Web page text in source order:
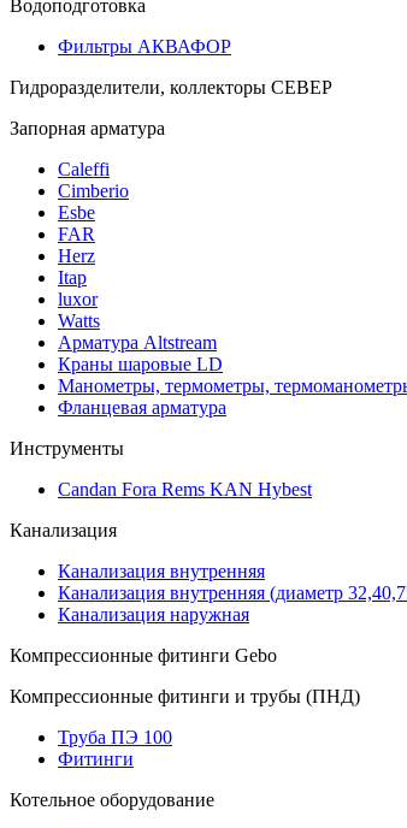
Водоподготовка
Фильтры АКВАФОР
Гидроразделители, коллекторы СЕВЕР
Запорная арматура
Caleffi
Cimberio
Esbe
FAR
Herz
Itap
luxor
Watts
Арматура Altstream
Краны шаровые LD
Манометры, термометры,
Фланцевая арматура
Инструменты
Candan Fora Rems KAN Hybest
Канализация
Канализация внутренняя
Канализация внутренняя (диаметр
Канализация наружная
Компрессионные фитинги Gebo
Компрессионные фитинги и трубы (ПНД)
Труба ПЭ 100
Фитинги
Котельное оборудование